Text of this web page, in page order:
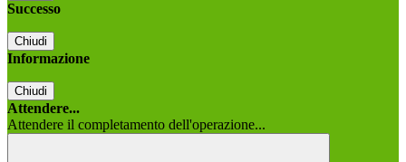
Successo
Chiudi
Informazione
Chiudi
Attendere...
Attendere il completamento dell'operazione...